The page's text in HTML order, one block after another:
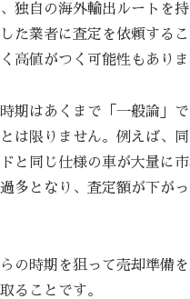
独自の海外輸出ルートを
た業者に査定を依頼する
高値がつく可能性もありま
期はあくまで「一般論」
は限りません。例えば、
と同じ仕様の車が大量に
多となり、査定額が下が
の時期を狙って売却準備
ることです。